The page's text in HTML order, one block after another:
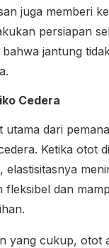
juga memberi
persiapan
jantung
Cedera
utama dari
Ketika otot
elastisitasnya
fleksibel dan
yang cukup, otot